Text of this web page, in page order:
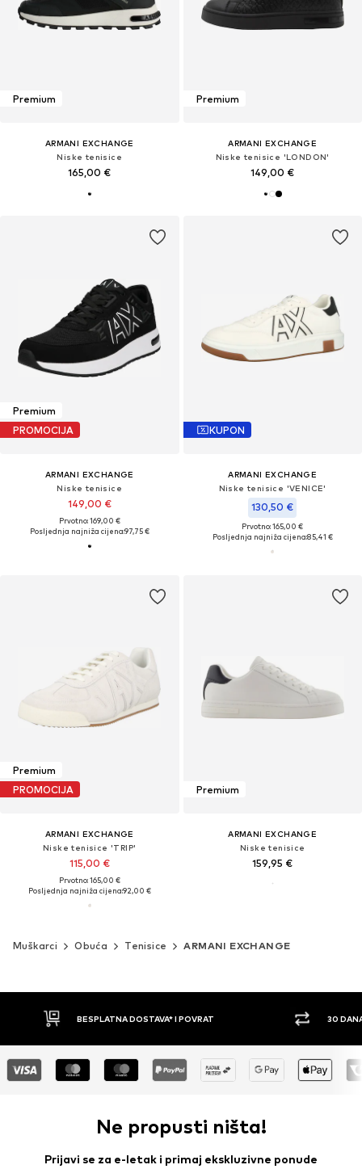
Premium
ARMANI EXCHANGE
Niske tenisice
165,00 €
Premium
ARMANI EXCHANGE
Niske tenisice 'LONDON'
149,00 €
Premium
PROMOCIJA
ARMANI EXCHANGE
Niske tenisice
149,00 €
Prvotno: 169,00 €
Posljednja najniža cijena:97,75 €
KUPON
ARMANI EXCHANGE
Niske tenisice 'VENICE'
130,50 €
Prvotno: 165,00 €
Posljednja najniža cijena:85,41 €
Premium
PROMOCIJA
ARMANI EXCHANGE
Niske tenisice 'TRIP'
115,00 €
Prvotno: 165,00 €
Posljednja najniža cijena:92,00 €
Premium
ARMANI EXCHANGE
Niske tenisice
159,95 €
Muškarci Obuća Tenisice ARMANI EXCHANGE
30 DANA PRAVO NA POVRAT
Ne propusti ništa!
Prijavi se za e-letak i primaj ekskluzivne ponude